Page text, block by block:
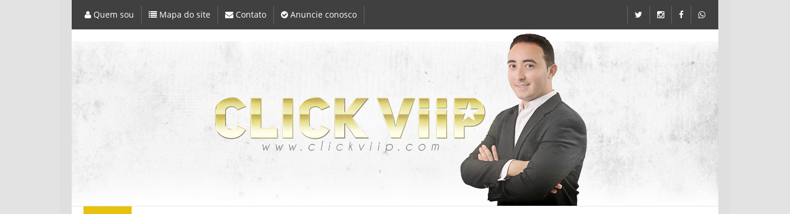
Quem sou Mapa do site Contato Anuncie conosco